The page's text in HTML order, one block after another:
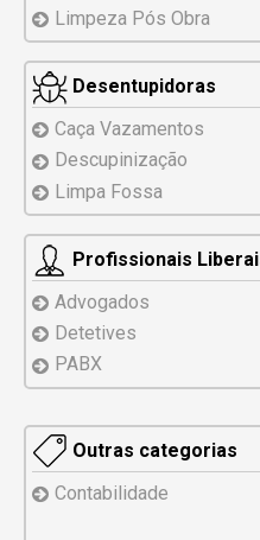
Limpeza Pós Obra
Desentupidoras
Caça Vazamentos
Descupinização
Limpa Fossa
Profissionais
Advogados
Detetives
PABX
Outras categorias
Contabilidade